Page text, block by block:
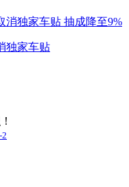
独家车贴